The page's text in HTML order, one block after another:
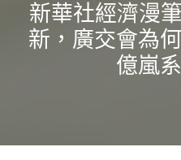
新華社經濟漫
新，廣交會為
億嵐